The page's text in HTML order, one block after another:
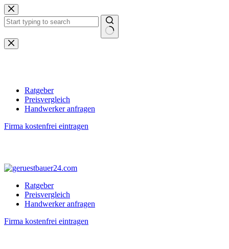
Zum
Inhalt
springen
Keine
Ergebnisse
Ratgeber
Preisvergleich
Handwerker anfragen
Firma kostenfrei eintragen
Ratgeber
Preisvergleich
Handwerker anfragen
Firma kostenfrei eintragen